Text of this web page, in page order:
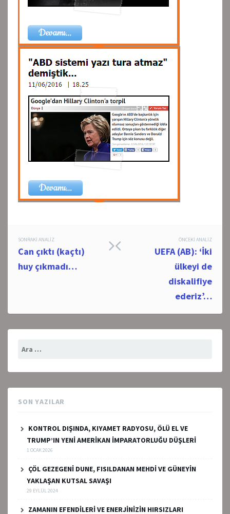
Post
navigation
ÖNCEKI ANALIZ
UEFA (AB): ‘İki
ülkeyi de
diskalifiye
ederiz’…
SONRAKI ANALIZ
Can çıktı (kaçtı)
huy çıkmadı…
SON YAZILAR
KONTROL DIŞINDA, KIYAMET RADYOSU, ÖLÜ EL VE
TRUMP’IN YENİ AMERİKAN İMPARATORLUĞU DÜŞLERİ
1 OCAK 2026
ÇÖL GEZEGENİ DUNE, FISILDANAN MEHDİ VE GÜNEYİN
YAKLAŞAN KUTSAL SAVAŞI
29 EYLÜL 2024
ZAMANIN EFENDİLERİ VE ENERJİNİZİN HIRSIZLARI